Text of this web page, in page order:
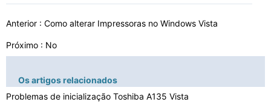
Anterior : Como alterar Impressoras no Windows Vista
Próximo : No
Os artigos relacionados
Problemas de inicialização Toshiba A135 Vista